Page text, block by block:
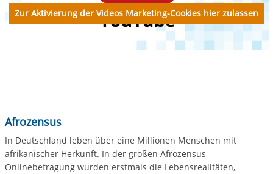
Zur Aktivierung der Videos Marketing-Cookies hier zulassen
Afrozensus
In Deutschland leben über eine Millionen Menschen mit
afrikanischer Herkunft. In der großen Afrozensus-
Onlinebefragung wurden erstmals die Lebensrealitäten,